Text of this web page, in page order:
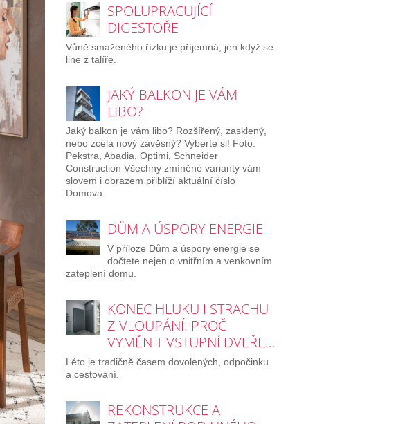
SPOLUPRACUJÍCÍ
DIGESTOŘE
Vůně smaženého řízku je příjemná, jen když se
line z talíře.
JAKÝ BALKON JE VÁM
LIBO?
Jaký balkon je vám libo? Rozšířený, zasklený,
nebo zcela nový závěsný? Vyberte si! Foto:
Pekstra, Abadia, Optimi, Schneider
Construction Všechny zmíněné varianty vám
slovem i obrazem přiblíží aktuální číslo
Domova.
DŮM A ÚSPORY ENERGIE
V příloze Dům a úspory energie se
dočtete nejen o vnitřním a venkovním
zateplení domu.
KONEC HLUKU I STRACHU
Z VLOUPÁNÍ: PROČ
VYMĚNIT VSTUPNÍ DVEŘE…
Léto je tradičně časem dovolených, odpočinku
a cestování.
REKONSTRUKCE A